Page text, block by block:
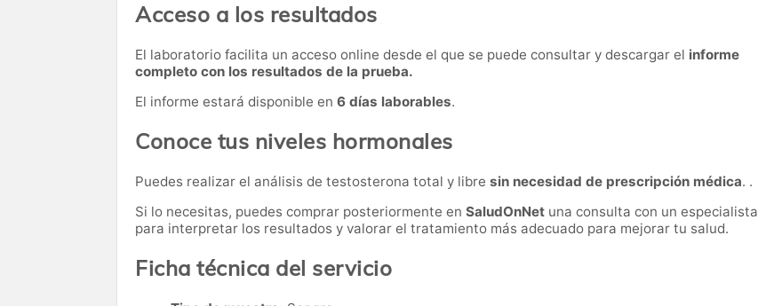
Acceso a los resultados
El laboratorio facilita un acceso online desde el que se puede consultar y descargar el informe
completo con los resultados de la prueba.
El informe estará disponible en 6 días laborables.
Conoce tus niveles hormonales
Puedes realizar el análisis de testosterona total y libre sin necesidad de prescripción médica. .
Si lo necesitas, puedes comprar posteriormente en SaludOnNet una consulta con un especialista
para interpretar los resultados y valorar el tratamiento más adecuado para mejorar tu salud.
Ficha técnica del servicio